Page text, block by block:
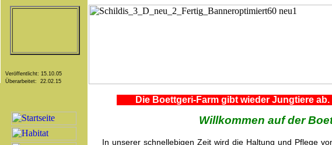
Veröffentlicht: 15.10.05
Überarbeitet: 22.02.15
Die Boettgeri-Farm gibt wieder Jungtiere
Willkommen auf der
In unserer schnellebigen Zeit wird die Haltung und Pflege